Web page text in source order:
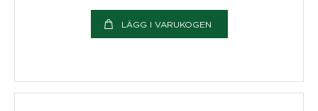
LÄGG I VARUKOGEN